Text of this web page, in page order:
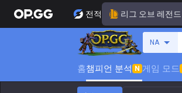
전적 리그 오브 레전드
NA
홈챔피언 분석 N 게임 모드